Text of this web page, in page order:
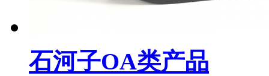
石河子OA类产品